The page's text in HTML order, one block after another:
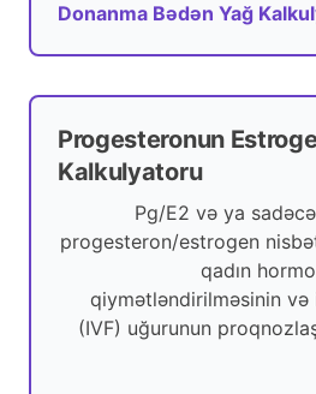
Donanma Bədən Yağ
Progesteronun
Kalkulyatoru
Pg/E2 və ya
progesteron/estrogen
qadın
qiymətləndirilməsinin
(IVF) uğurunun